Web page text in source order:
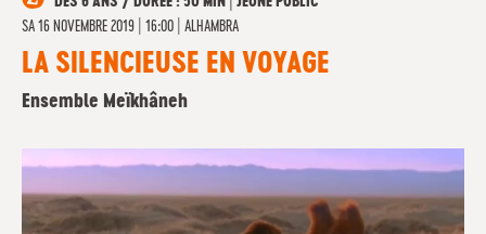
SA 16 NOVEMBRE 2019 | 16:00 ALHAMBRA
LA SILENCIEUSE EN VOYAGE
Ensemble Meïkhâneh